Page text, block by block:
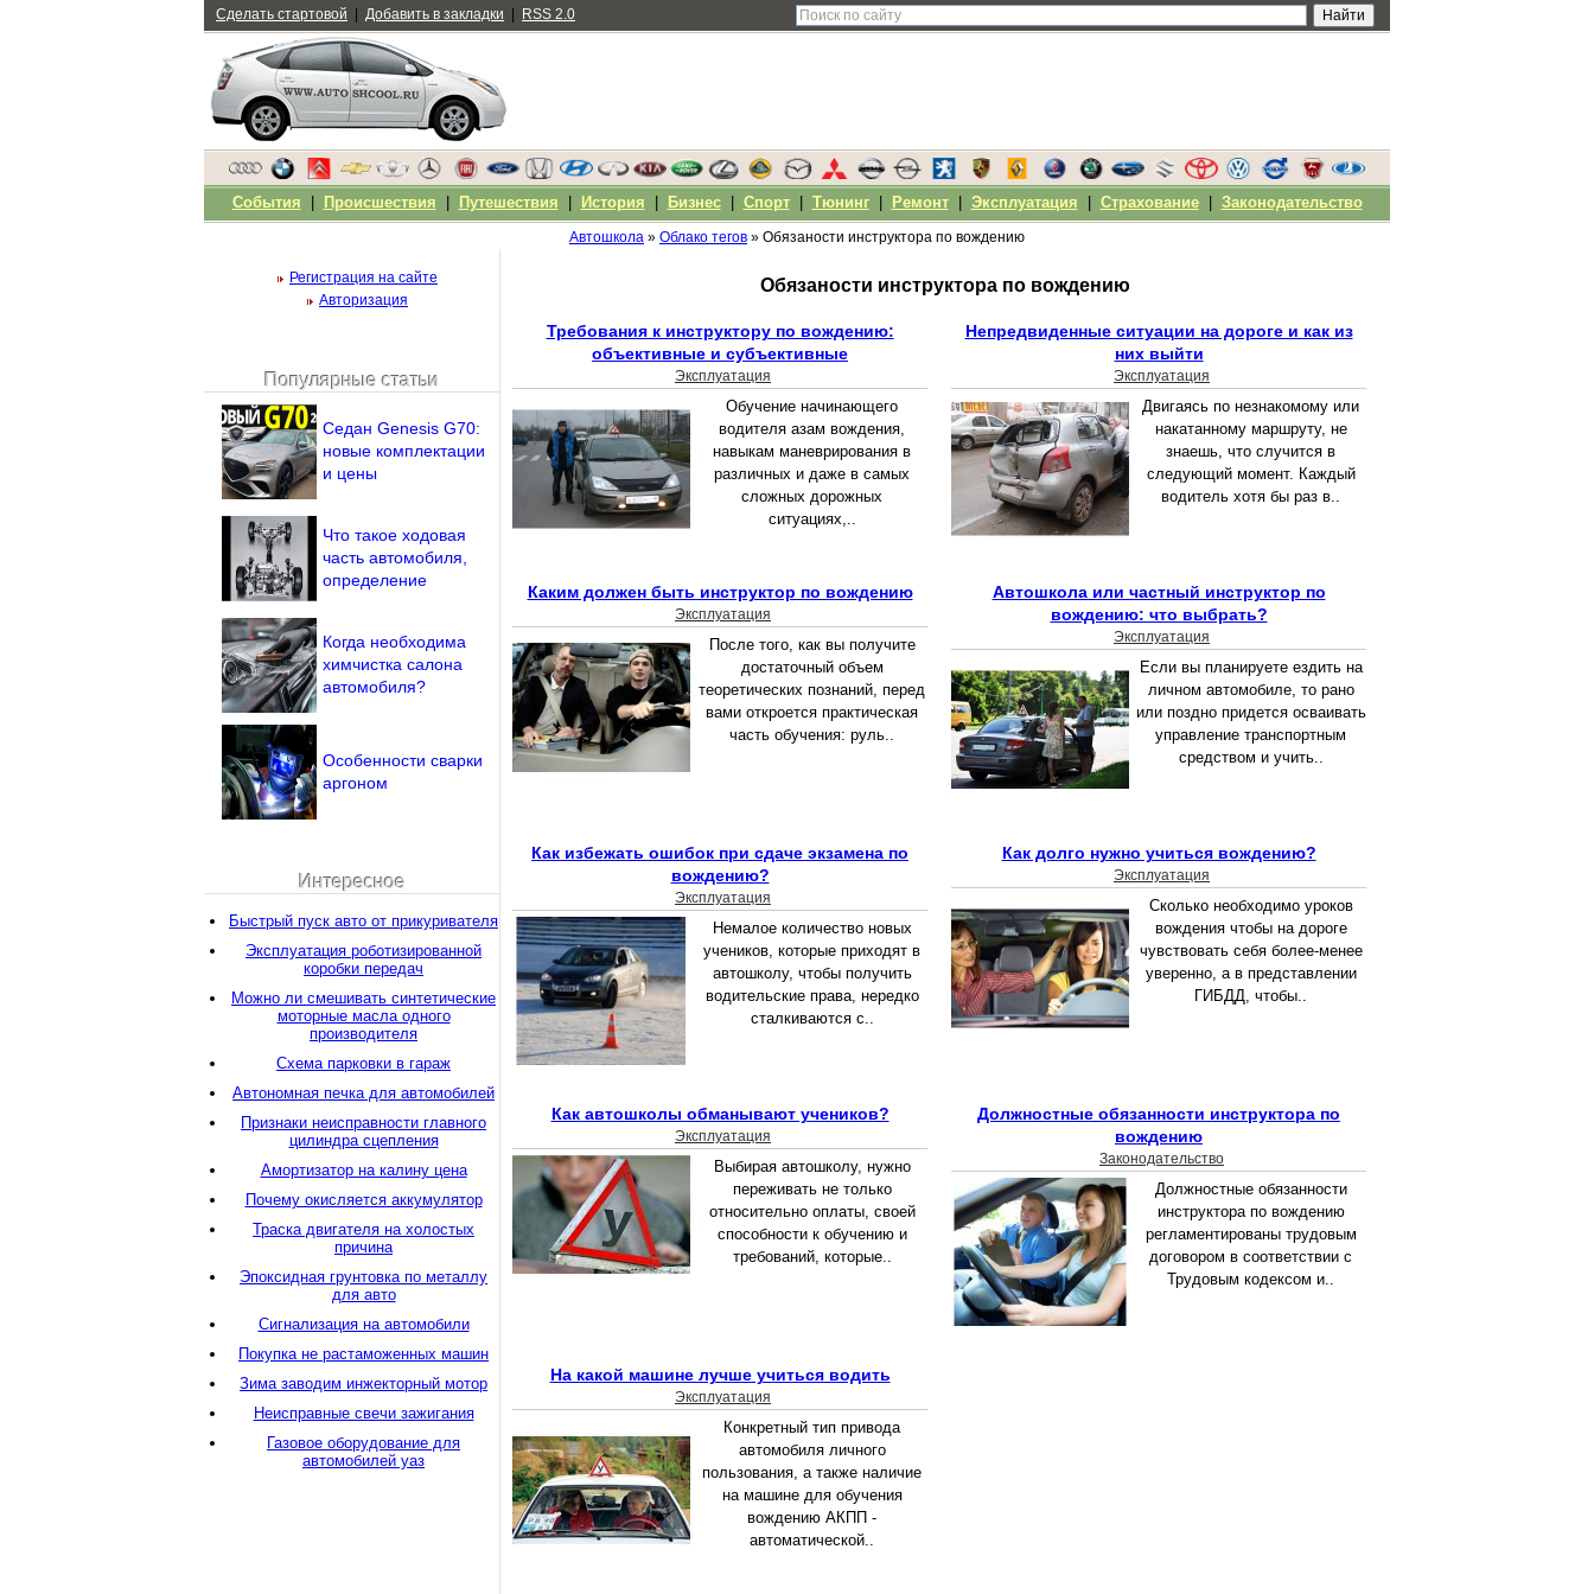
Автошкола » Облако тегов » Обязаности инструктора по вождению
Обязаности инструктора по вождению
Требования к инструктору по вождению:
объективные и субъективные
Эксплуатация
Обучение начинающего
водителя азам вождения,
навыкам маневрирования в
различных и даже в самых
сложных дорожных
ситуациях,..
Непредвиденные ситуации на дороге и как из
них выйти
Эксплуатация
Двигаясь по незнакомому или
накатанному маршруту, не
знаешь, что случится в
следующий момент. Каждый
водитель хотя бы раз в..
Каким должен быть инструктор по вождению
Эксплуатация
После того, как вы получите
достаточный объем
теоретических познаний, перед
вами откроется практическая
часть обучения: руль..
Автошкола или частный инструктор по
вождению: что выбрать?
Эксплуатация
Если вы планируете ездить на
личном автомобиле, то рано
или поздно придется осваивать
управление транспортным
средством и учить..
Как избежать ошибок при сдаче экзамена по
вождению?
Эксплуатация
Немалое количество новых
учеников, которые приходят в
автошколу, чтобы получить
водительские права, нередко
сталкиваются с..
Как долго нужно учиться вождению?
Эксплуатация
Сколько необходимо уроков
вождения чтобы на дороге
чувствовать себя более-менее
уверенно, а в представлении
ГИБДД, чтобы..
Как автошколы обманывают учеников?
Эксплуатация
Выбирая автошколу, нужно
переживать не только
относительно оплаты, своей
способности к обучению и
требований, которые..
Должностные обязанности инструктора по
вождению
Законодательство
Должностные обязанности
инструктора по вождению
регламентированы трудовым
договором в соответствии с
Трудовым кодексом и..
На какой машине лучше учиться водить
Эксплуатация
Конкретный тип привода
автомобиля личного
пользования, а также наличие
на машине для обучения
вождению АКПП -
автоматической..
Регистрация на сайте
Авторизация
Напомнить пароль?
Популярные статьи
Седан Genesis G70:
новые комплектации
и цены
Что такое ходовая
часть автомобиля,
определение
Когда необходима
химчистка салона
автомобиля?
Особенности сварки
аргоном
Интересное
Быстрый пуск авто от прикуривателя
Эксплуатация роботизированной
коробки передач
Можно ли смешивать синтетические
моторные масла одного
производителя
Схема парковки в гараж
Автономная печка для автомобилей
Признаки неисправности главного
цилиндра сцепления
Амортизатор на калину цена
Почему окисляется аккумулятор
Траска двигателя на холостых
причина
Эпоксидная грунтовка по металлу
для авто
Сигнализация на автомобили
Покупка не растаможенных машин
Зима заводим инжекторный мотор
Неисправные свечи зажигания
Газовое оборудование для
автомобилей уаз
Сделать стартовой Добавить в закладки RSS 2.0
События Происшествия Путешествия История Бизнес| Спорт| Тюнинг| Ремонт| Эксплуатация Страхование| Законодательство